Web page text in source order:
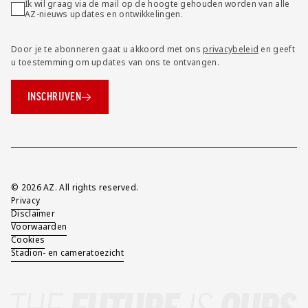
Ik wil graag via de mail op de hoogte gehouden worden van alle
AZ-nieuws updates en ontwikkelingen.
Door je te abonneren gaat u akkoord met onsprivacybeleid en geeft
u toestemming om updates van ons te ontvangen.
INSCHRIJVEN
Overig
© 2026 AZ. All rights reserved.
Privacy
Disclaimer
Voorwaarden
Cookies
Stadion- en cameratoezicht